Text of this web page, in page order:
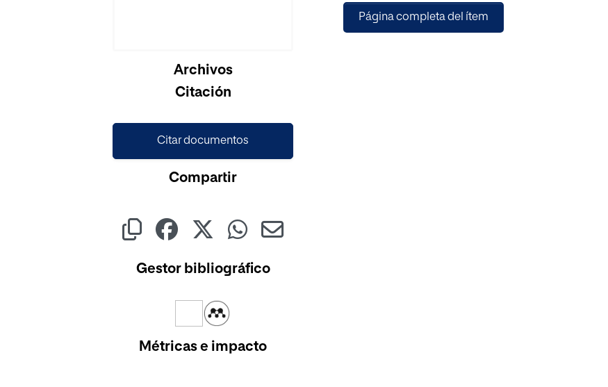
Archivos
Citación
Citar documentos
Compartir
Gestor bibliográfico
Métricas e impacto
en su trabajo diario.
Página completa del ítem